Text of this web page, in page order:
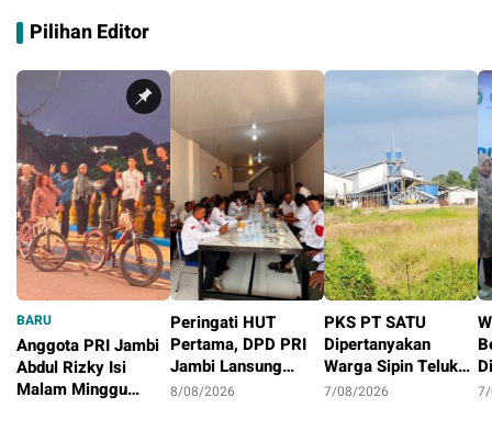
Pilihan Editor
BARU
Anggota PRI Jambi
Abdul Rizky Isi
Malam Minggu
Peringati HUT
Pertama, DPD PRI
Jambi Lansung
Berbagi Dengan
8/08/2026
PKS PT SATU
Dipertanyakan
Warga Sipin Teluk
Duren, Jarak Dekat
7/08/2026